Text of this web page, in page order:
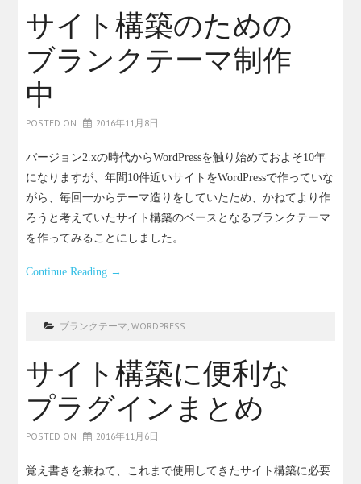
サイト構築のための
ブランクテーマ制作
中
POSTED ON 2016年11月8日
バージョン2.xの時代からWordPressを触り始めておよそ10年
になりますが、年間10件近いサイトをWordPressで作っていな
がら、毎回一からテーマ造りをしていたため、かねてより作
ろうと考えていたサイト構築のベースとなるブランクテーマ
を作ってみることにしました。
Continue Reading →
ブランクテーマ,WORDPRESS
サイト構築に便利な
プラグインまとめ
POSTED ON 2016年11月6日
覚え書きを兼ねて、これまで使用してきたサイト構築に必要